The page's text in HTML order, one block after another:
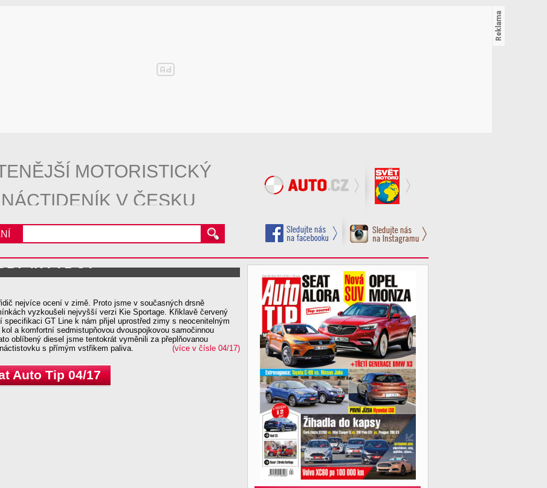
MOTORISTICKÝ
V ČESKU
4x4 7DCT
nejvíce ocení v zimě. Proto jsme v současných drsně
vyzkoušeli nejvyšší verzi Kie Sportage. Křiklavě červený
specifikaci GT Line k nám přijel uprostřed zimy s neocenitelným
a komfortní sedmistupňovou dvouspojkovou samočinnou
oblíbený diesel jsme tentokrát vyměnili za přeplňovanou
s přímým vstřikem paliva.
(více v čísle 04/17)
Auto Tip 04/17